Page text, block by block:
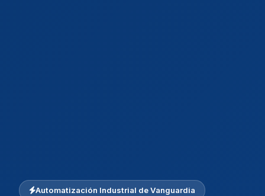
Automatización Industrial de Vanguardia